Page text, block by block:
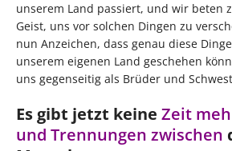
unserem Land passiert, und wir beten
Geist, uns vor solchen Dingen zu
nun Anzeichen, dass genau diese
unserem eigenen Land geschehen
uns gegenseitig als Brüder und
Es gibt jetzt keine Zeit
und Trennungen zwischen